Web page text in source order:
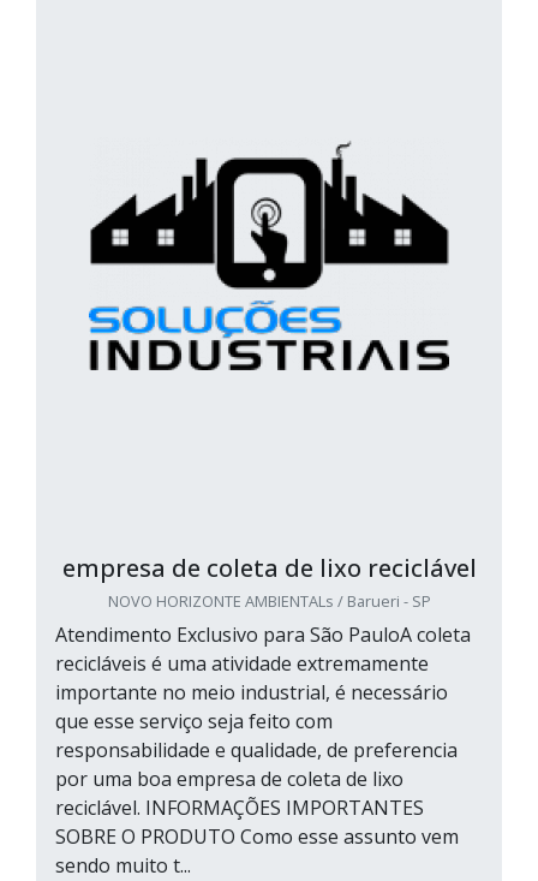
empresa de coleta de lixo reciclável
NOVO HORIZONTE AMBIENTALs / Barueri - SP
Atendimento Exclusivo para São PauloA coleta
recicláveis é uma atividade extremamente
importante no meio industrial, é necessário
que esse serviço seja feito com
responsabilidade e qualidade, de preferencia
por uma boa empresa de coleta de lixo
reciclável. INFORMAÇÕES IMPORTANTES
SOBRE O PRODUTO Como esse assunto vem
sendo muito t...